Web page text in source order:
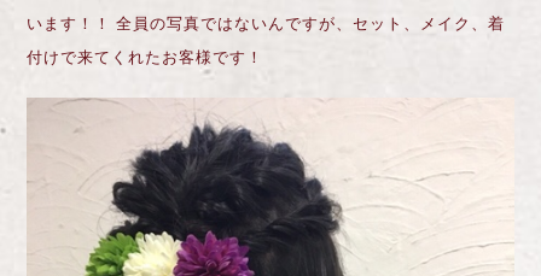
います！！ 全員の写真ではないんですが、セット、メイク、着
付けで来てくれたお客様です！